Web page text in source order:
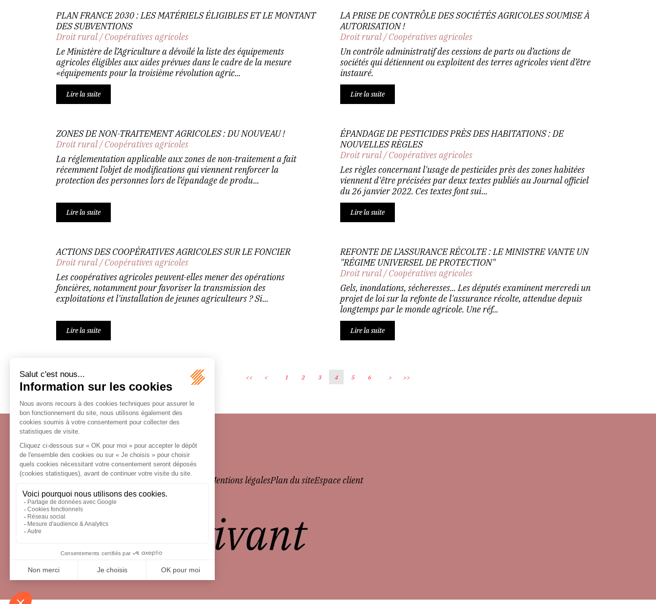
PLAN FRANCE 2030 : LES MATÉRIELS ÉLIGIBLES ET LE MONTANT
DES SUBVENTIONS
Droit rural/Coopératives agricoles
Le Ministère de l’Agriculture a dévoilé la liste des équipements
agricoles éligibles aux aides prévues dans le cadre de la mesure
«équipements pour la troisième révolution agric...
Lire la suite
LA PRISE DE CONTRÔLE DES SOCIÉTÉS AGRICOLES SOUMISE À
AUTORISATION !
Droit rural/Coopératives agricoles
Un contrôle administratif des cessions de parts ou d’actions de
sociétés qui détiennent ou exploitent des terres agricoles vient d’être
instauré.
Lire la suite
ZONES DE NON-TRAITEMENT AGRICOLES : DU NOUVEAU !
Droit rural/Coopératives agricoles
La réglementation applicable aux zones de non-traitement a fait
récemment l’objet de modifications qui viennent renforcer la
protection des personnes lors de l’épandage de produ...
Lire la suite
ÉPANDAGE DE PESTICIDES PRÈS DES HABITATIONS : DE
NOUVELLES RÈGLES
Droit rural/Coopératives agricoles
Les règles concernant l'usage de pesticides près des zones habitées
viennent d'être précisées par deux textes publiés au Journal officiel
du 26 janvier 2022. Ces textes font sui...
Lire la suite
ACTIONS DES COOPÉRATIVES AGRICOLES SUR LE FONCIER
Droit rural/Coopératives agricoles
Les coopératives agricoles peuvent-elles mener des opérations
foncières, notamment pour favoriser la transmission des
exploitations et l'installation de jeunes agriculteurs ? Si...
Lire la suite
REFONTE DE L'ASSURANCE RÉCOLTE : LE MINISTRE VANTE UN
"RÉGIME UNIVERSEL DE PROTECTION"
Droit rural/Coopératives agricoles
Gels, inondations, sécheresses... Les députés examinent mercredi un
projet de loi sur la refonte de l'assurance récolte, attendue depuis
longtemps par le monde agricole. Une réf...
Lire la suite
<< < 1 2 3 4 5 6 > >>
Écosystème Mentions légalesPlan du siteEspace client
le droit vivant